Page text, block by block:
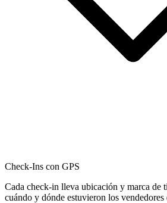
Check-Ins con GPS
Cada check-in lleva ubicación y marca de
cuándo y dónde estuvieron los vendedores